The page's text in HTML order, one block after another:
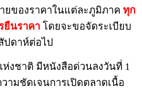
ยของราคาในแต่ละภูมิภาค ทุก
ยืนราคา โดยจะขอจัดระเบียบ
ปดาห์ต่อไป
ห่งชาติ มีหนังสือด่วนลงวันที่ 1
ามชัดเจนการเปิดตลาดเนื้อ